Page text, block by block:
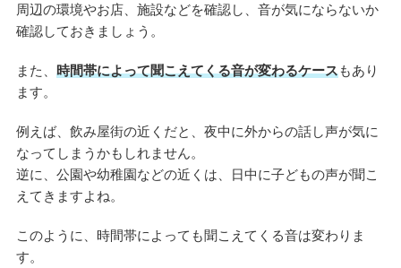
周辺の環境やお店、施設などを確認し、音が気にならないか
確認しておきましょう。
また、 時間帯によって聞こえてくる音が変わるケースもあり
ます。
例えば、飲み屋街の近くだと、夜中に外からの話し声が気に
なってしまうかもしれません。
逆に、公園や幼稚園などの近くは、日中に子どもの声が聞こ
えてきますよね。
このように、時間帯によっても聞こえてくる音は変わりま
す。